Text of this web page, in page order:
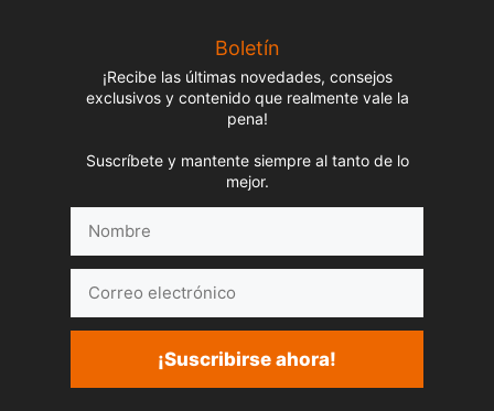
Boletín
¡Recibe las últimas novedades, consejos
exclusivos y contenido que realmente vale la
pena!
Suscríbete y mantente siempre al tanto de lo
mejor.
electrónico
¡Suscribirse ahora!